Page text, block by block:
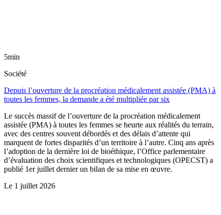
5min
Société
Depuis l’ouverture de la procréation médicalement assistée (PMA) à
toutes les femmes, la demande a été multipliée par six
Le succès massif de l’ouverture de la procréation médicalement
assistée (PMA) à toutes les femmes se heurte aux réalités du terrain,
avec des centres souvent débordés et des délais d’attente qui
marquent de fortes disparités d’un territoire à l’autre. Cinq ans après
l’adoption de la dernière loi de bioéthique, l’Office parlementaire
d’évaluation des choix scientifiques et technologiques (OPECST) a
publié 1er juillet dernier un bilan de sa mise en œuvre.
Le 1 juillet 2026